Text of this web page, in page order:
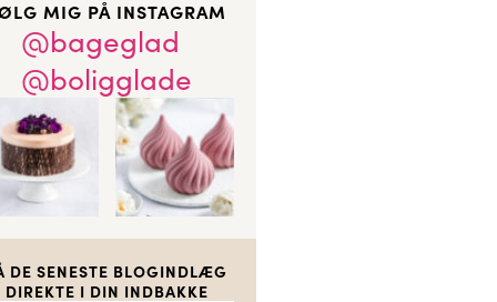
MIG PÅ INSTAGRAM
@bageglad
@boligglade
DE SENESTE BLOGINDLÆG
DIREKTE I DIN INDBAKKE